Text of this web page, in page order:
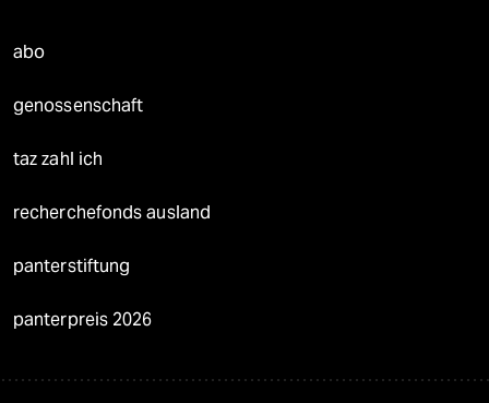
abo
genossenschaft
taz zahl ich
recherchefonds ausland
panterstiftung
panterpreis 2026